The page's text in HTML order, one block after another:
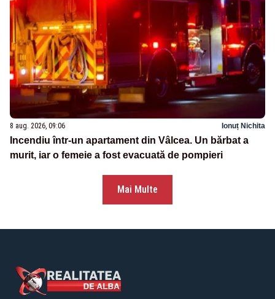
8 aug. 2026, 09:06 Ionuț Nichita
Incendiu într-un apartament din Vâlcea. Un bărbat a
murit, iar o femeie a fost evacuată de pompieri
Mai Multe